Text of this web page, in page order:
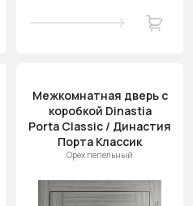
Межкомнатная дверь с
коробкой Dinastia
Porta Classic / Династия
Порта Классик
Орех пепельный